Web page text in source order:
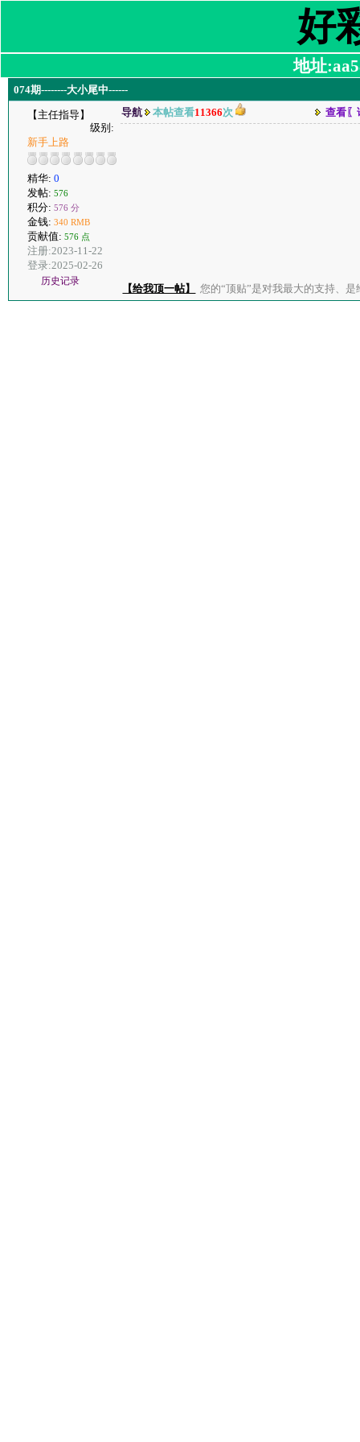
好
地址
074期--------大小尾中------
【主任指导】
级别:
新手上路
精华: 0
发帖: 576
积分: 576 分
金钱: 340 RMB
贡献值: 576 点
注册:2023-11-22
登录:2025-02-26
历史记录
导航 本帖查看11366次 查看〖
【给我顶一帖】 您的“顶贴”是对我最大的支持、